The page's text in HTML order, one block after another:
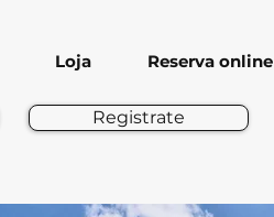
Loja Reserva online
Registrate